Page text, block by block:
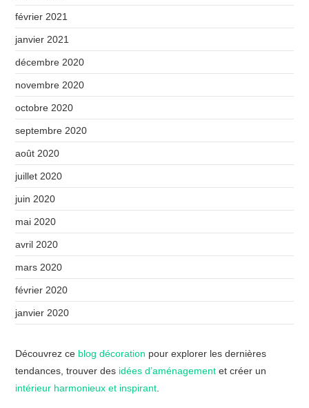
février 2021
janvier 2021
décembre 2020
novembre 2020
octobre 2020
septembre 2020
août 2020
juillet 2020
juin 2020
mai 2020
avril 2020
mars 2020
février 2020
janvier 2020
Découvrez ce blog décoration pour explorer les dernières
tendances, trouver des idées d’aménagement et créer un
intérieur harmonieux et inspirant